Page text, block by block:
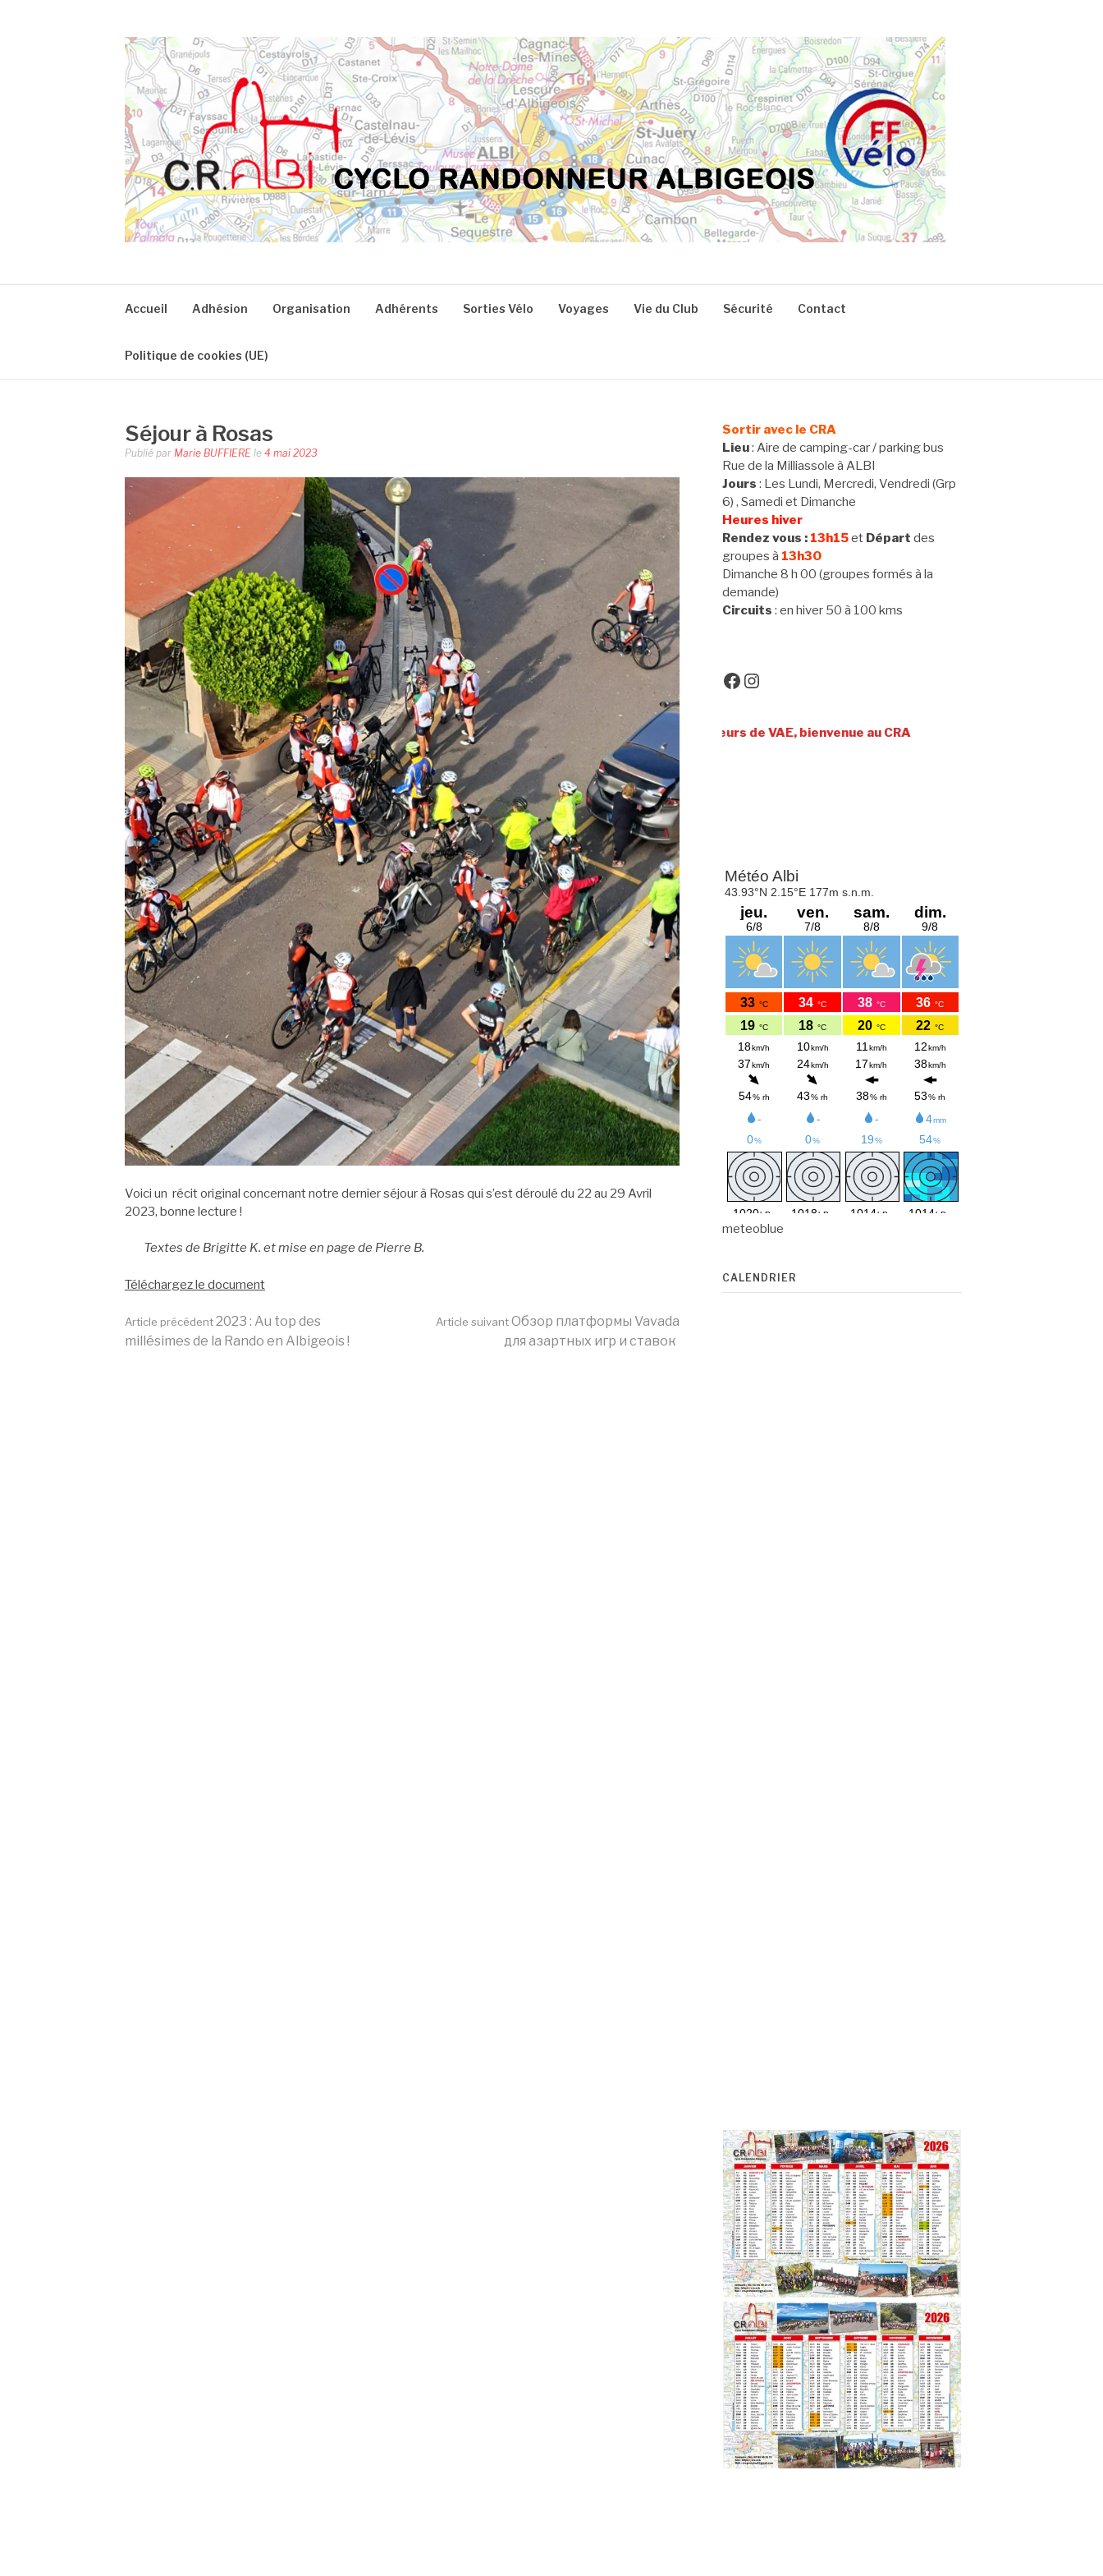
Accueil Adhésion Organisation Adhérents Sorties Vélo Voyages Vie du Club Sécurité Contact
Politique de cookies (UE)
Séjour à Rosas
Publié par Marie BUFFIERE le 4 mai 2023
Voici un récit original concernant notre dernier séjour à Rosas qui s’est déroulé du 22 au 29 Avril
2023, bonne lecture !
Textes de Brigitte K. et mise en page de Pierre B.
Téléchargez le document
Lire
Article précédent2023 : Au top des
millésimes de la Rando en Albigeois !
Article suivantОбзор платформы Vavada
для азартных игр и ставок
Sortir avec le CRA
Lieu: Aire de camping-car / parking bus
Rue de la Milliassole à ALBI
Jours : Les Lundi, Mercredi, Vendredi (Grp
6) , Samedi et Dimanche
Heures hiver
Rendez vous : 13h15et Départ des
groupes à 13h30
Dimanche 8 h 00 (groupes formés à la
demande)
Circuits : en hiver 50 à 100 kms
Facebook
Instagram
Utilisateurs de VAE, bienvenue au CRA
meteoblue
CALENDRIER